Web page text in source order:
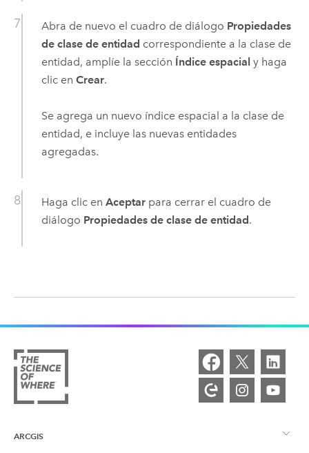
Abra de nuevo el cuadro de diálogo Propiedades
de clase de entidad correspondiente a la clase de
entidad, amplíe la sección Índice espacial y haga
clic en Crear.
Se agrega un nuevo índice espacial a la clase de
entidad, e incluye las nuevas entidades
agregadas.
Haga clic en Aceptarpara cerrar el cuadro de
diálogo Propiedades de clase de entidad.
ARCGIS